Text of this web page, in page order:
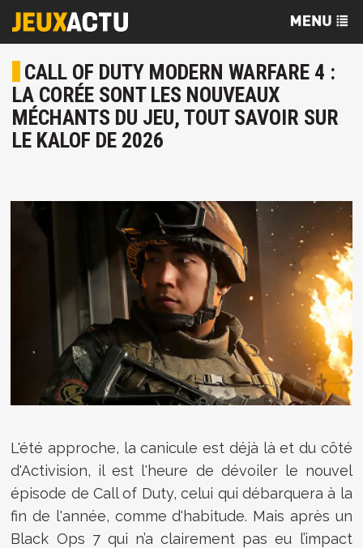
CALL OF DUTY MODERN WARFARE 4 :
LA CORÉE SONT LES NOUVEAUX
MÉCHANTS DU JEU, TOUT SAVOIR SUR
LE KALOF DE 2026
L'été approche, la canicule est déjà là et du côté
d'Activision, il est l'heure de dévoiler le nouvel
épisode de Call of Duty, celui qui débarquera à la
fin de l'année, comme d'habitude. Mais après un
Black Ops 7 qui n’a clairement pas eu l’impact